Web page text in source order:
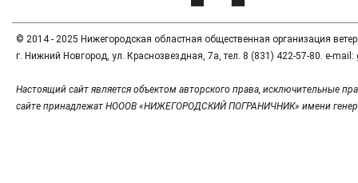
© 2014 - 2025 Нижегородская областная общественная организация
г. Нижний Новгород, ул. Краснозвездная, 7а, тел. 8 (831) 422-57-80. e-
Настоящий сайт является объектом авторского права, исключительные
сайте принадлежат НОООВ «НИЖЕГОРОДСКИЙ ПОГРАНИЧНИК» имени